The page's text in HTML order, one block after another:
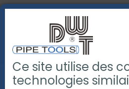
PRODUITS
OUTILS POUR TUBE
MANIPULATION TUYAUTERIE
Ce site utilise des
technologies